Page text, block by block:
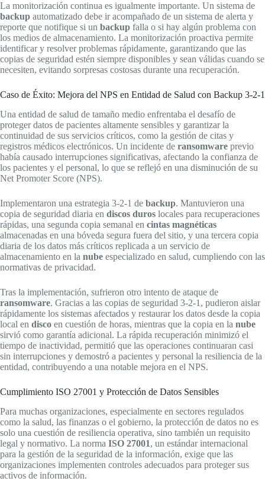
La monitorización continua es igualmente importante. Un sistema de
backup automatizado debe ir acompañado de un sistema de alerta y
reporte que notifique si un backup falla o si hay algún problema con
los medios de almacenamiento. La monitorización proactiva permite
identificar y resolver problemas rápidamente, garantizando que las
copias de seguridad estén siempre disponibles y sean válidas cuando se
necesiten, evitando sorpresas costosas durante una recuperación.
Caso de Éxito: Mejora del NPS en Entidad de Salud con Backup 3-2-1
Una entidad de salud de tamaño medio enfrentaba el desafío de
proteger datos de pacientes altamente sensibles y garantizar la
continuidad de sus servicios críticos, como la gestión de citas y
registros médicos electrónicos. Un incidente de ransomware previo
había causado interrupciones significativas, afectando la confianza de
los pacientes y el personal, lo que se reflejó en una disminución de su
Net Promoter Score (NPS).
Implementaron una estrategia 3-2-1 de backup. Mantuvieron una
copia de seguridad diaria en discos duros locales para recuperaciones
rápidas, una segunda copia semanal en cintas magnéticas
almacenadas en una bóveda segura fuera del sitio, y una tercera copia
diaria de los datos más críticos replicada a un servicio de
almacenamiento en la nube especializado en salud, cumpliendo con las
normativas de privacidad.
Tras la implementación, sufrieron otro intento de ataque de
ransomware. Gracias a las copias de seguridad 3-2-1, pudieron aislar
rápidamente los sistemas afectados y restaurar los datos desde la copia
local en disco en cuestión de horas, mientras que la copia en la nube
sirvió como garantía adicional. La rápida recuperación minimizó el
tiempo de inactividad, permitió que las operaciones continuaran casi
sin interrupciones y demostró a pacientes y personal la resiliencia de la
entidad, contribuyendo a una notable mejora en el NPS.
Cumplimiento ISO 27001 y Protección de Datos Sensibles
Para muchas organizaciones, especialmente en sectores regulados
como la salud, las finanzas o el gobierno, la protección de datos no es
solo una cuestión de resiliencia operativa, sino también un requisito
legal y normativo. La norma ISO 27001, un estándar internacional
para la gestión de la seguridad de la información, exige que las
organizaciones implementen controles adecuados para proteger sus
activos de información.